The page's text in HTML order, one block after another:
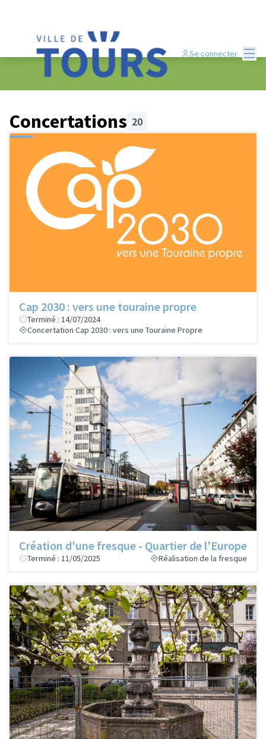
Se connecter
Concertations 20
Cap 2030 : vers une touraine propre
Terminé : 14/07/2024
Concertation Cap 2030 : vers une Touraine Propre
Création d'une fresque - Quartier de l'Europe
Terminé : 11/05/2025 Réalisation de la fresque